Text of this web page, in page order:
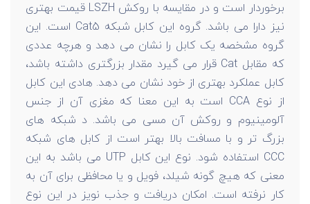
برخوردار است و در مقایسه با روکش LSZH قیمت بهتری
نیز دارا می باشد. گروه این کابل شبکه Cat5 است. این
گروه مشخصه یک کابل را نشان می دهد و هرچه عددی
که مقابل Cat قرار می گیرد مقدار بزرگتری داشته باشد،
کابل عملکرد بهتری از خود نشان می دهد. هادی این کابل
از نوع CCA است به این معنا که مغزی آن از جنس
آلومینیوم و روکش آن مسی می باشد. د شبکه های
بزرگ تر و با مسافت بالا بهتر است از کابل های شبکه
CCC استفاده شود. نوع این کابل UTP می باشد به این
معنی که هیچ گونه شیلد، فویل و یا محافظی برای آن به
کار نرفته است. امکان دریافت و جذب نویز در این نوع